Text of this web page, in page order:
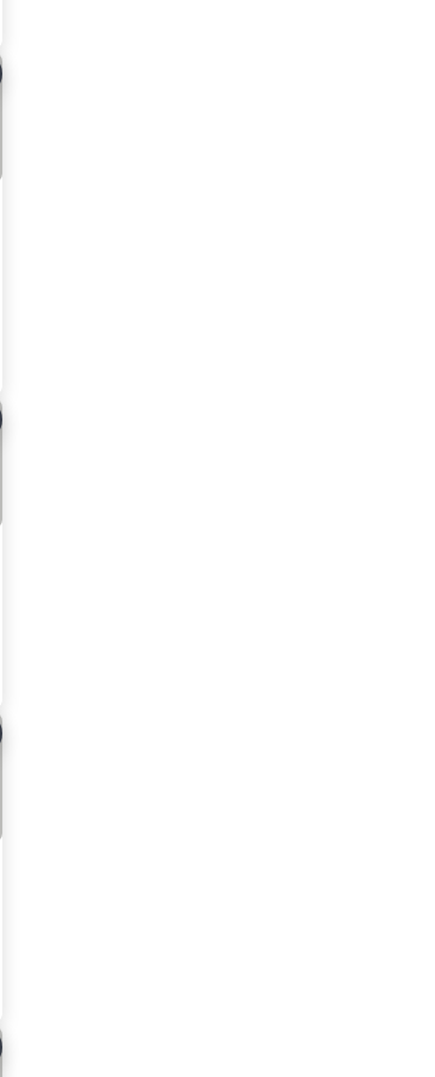
a favoritos
a favoritos
a favoritos
a favoritos